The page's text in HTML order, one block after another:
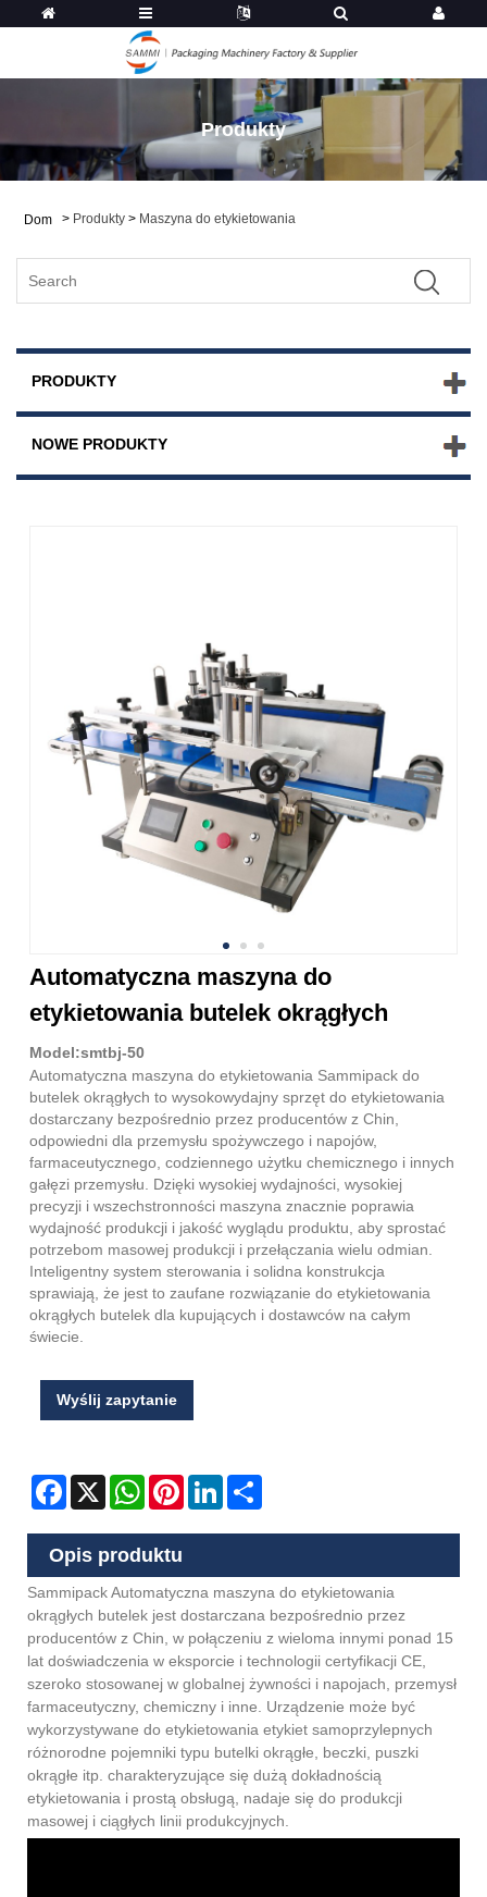
Produkty
Dom > Produkty > Maszyna do etykietowania
PRODUKTY
NOWE PRODUKTY
Automatyczna maszyna do
etykietowania butelek okrągłych
Model:smtbj-50
Automatyczna maszyna do etykietowania Sammipack do
butelek okrągłych to wysokowydajny sprzęt do etykietowania
dostarczany bezpośrednio przez producentów z Chin,
odpowiedni dla przemysłu spożywczego i napojów,
farmaceutycznego, codziennego użytku chemicznego i innych
gałęzi przemysłu. Dzięki wysokiej wydajności, wysokiej
precyzji i wszechstronności maszyna znacznie poprawia
wydajność produkcji i jakość wyglądu produktu, aby sprostać
potrzebom masowej produkcji i przełączania wielu odmian.
Inteligentny system sterowania i solidna konstrukcja
sprawiają, że jest to zaufane rozwiązanie do etykietowania
okrągłych butelek dla kupujących i dostawców na całym
świecie.
Wyślij zapytanie
Facebook
X WhatsAppPinterestLinkedIn
Opis produktu
Sammipack Automatyczna maszyna do etykietowania
okrągłych butelek jest dostarczana bezpośrednio przez
producentów z Chin, w połączeniu z wieloma innymi ponad 15
lat doświadczenia w eksporcie i technologii certyfikacji CE,
szeroko stosowanej w globalnej żywności i napojach, przemysł
farmaceutyczny, chemiczny i inne. Urządzenie może być
wykorzystywane do etykietowania etykiet samoprzylepnych
różnorodne pojemniki typu butelki okrągłe, beczki, puszki
okrągłe itp. charakteryzujące się dużą dokładnością
etykietowania i prostą obsługą, nadaje się do produkcji
masowej i ciągłych linii produkcyjnych.